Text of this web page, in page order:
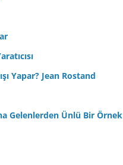
Yapar? Jean Rostand
Gelenlerden Ünlü Bir Örnek